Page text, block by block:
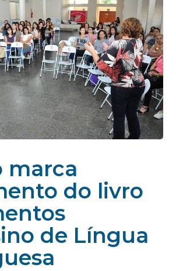
marca
do livro
de Língua